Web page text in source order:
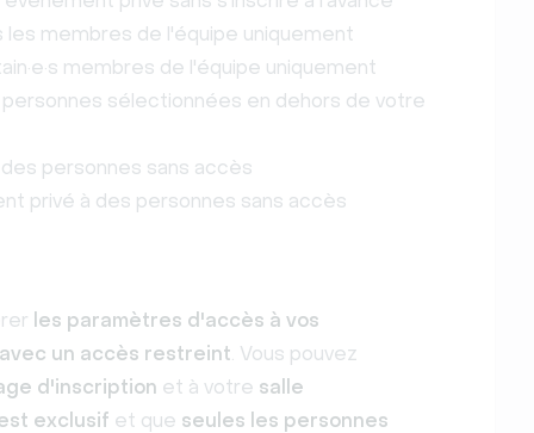
membres de l'équipe uniquement
membres de l'équipe uniquement
sélectionnées en dehors de votre
personnes sans accès
privé à des personnes sans accès
les paramètres d'accès à vos
un accès restreint. Vous pouvez
d'inscription et à votre salle
exclusif et que seules les personnes